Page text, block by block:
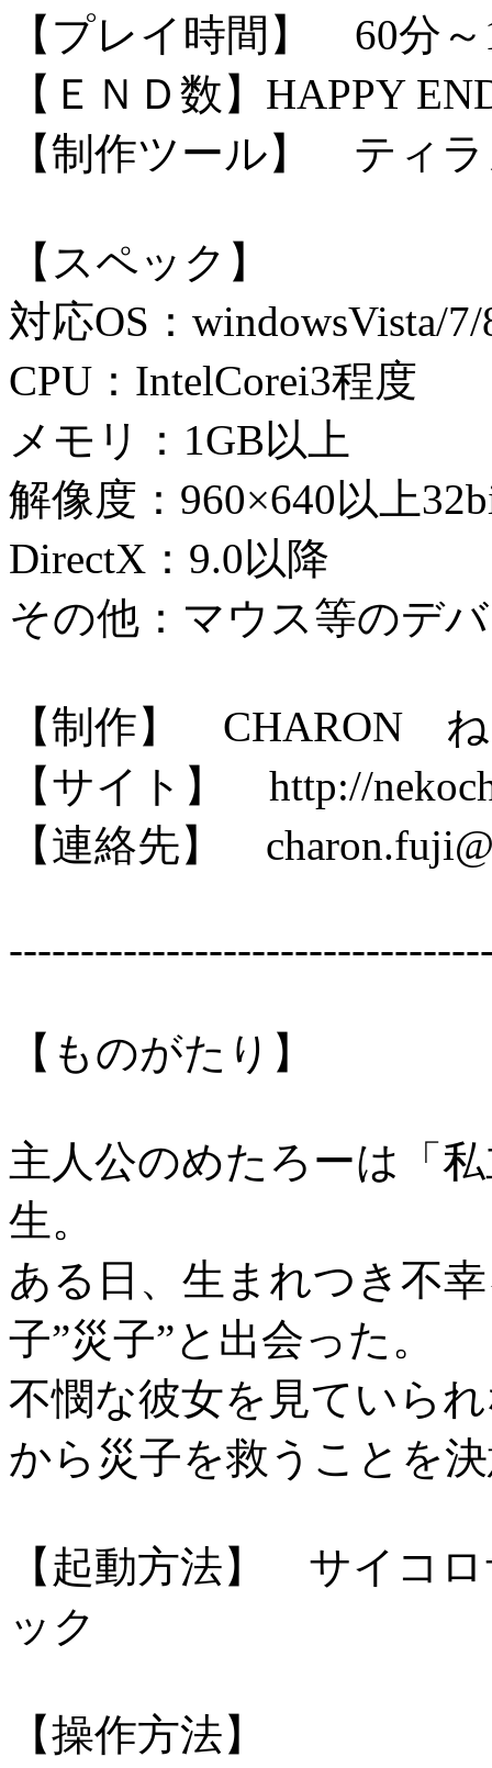
【プレイ時間】 60分～
【ＥＮＤ数】HAPPY
【制作ツール】 ティ
【スペック】
対応OS：windowsVista/
CPU：IntelCorei3程度
メモリ：1GB以上
解像度：960×640以上
DirectX：9.0以降
その他：マウス等のデ
【制作】 CHARON
【サイト】 http://
【連絡先】
【ものがたり】
主人公のめたろーは「
生。
ある日、生まれつき不
子”災子”と出会った。
不憫な彼女を見ていら
から災子を救うことを
【起動方法】 サイコ
ック
【操作方法】